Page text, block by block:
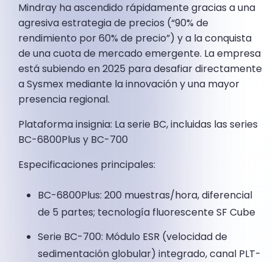
Mindray ha ascendido rápidamente gracias a una
agresiva estrategia de precios (“90% de
rendimiento por 60% de precio”) y a la conquista
de una cuota de mercado emergente. La empresa
está subiendo en 2025 para desafiar directamente
a Sysmex mediante la innovación y una mayor
presencia regional.
Plataforma insignia: La serie BC, incluidas las series
BC-6800Plus y BC-700
Especificaciones principales:
BC-6800Plus: 200 muestras/hora, diferencial
de 5 partes; tecnología fluorescente SF Cube
Serie BC-700: Módulo ESR (velocidad de
sedimentación globular) integrado, canal PLT-